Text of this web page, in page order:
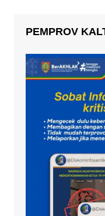
PEMPROV